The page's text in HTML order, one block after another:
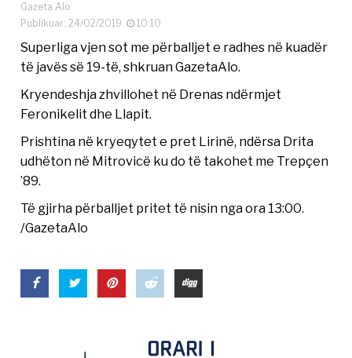
Gazeta Alo
Publikuar: 24/02/2019
10:10
Superliga vjen sot me përballjet e radhes në kuadër
të javës së 19-të, shkruan GazetaAlo.
Kryendeshja zhvillohet në Drenas ndërmjet
Feronikelit dhe Llapit.
Prishtina në kryeqytet e pret Lirinë, ndërsa Drita
udhëton në Mitrovicë ku do të takohet me Trepçen
’89.
Të gjirha përballjet pritet të nisin nga ora 13:00.
/GazetaAlo